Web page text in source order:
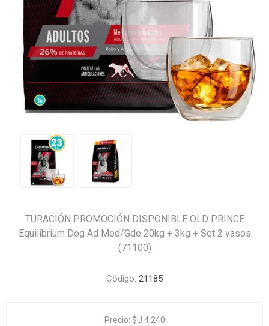
TURACIÓN PROMOCIÓN DISPONIBLE OLD PRINCE
Equilibrium Dog Ad Med/Gde 20kg + 3kg + Set 2 vasos
(71100)
Código: 21185
Precio: $U 4.240